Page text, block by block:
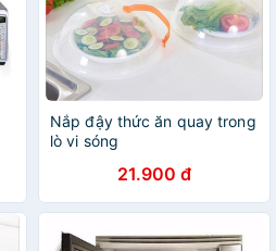
Nắp đậy thức ăn quay trong
lò vi sóng
21.900 đ